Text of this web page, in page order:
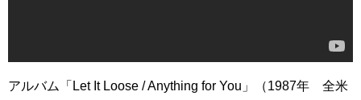
アルバム「Let It Loose / Anything for You」（1987年 全米